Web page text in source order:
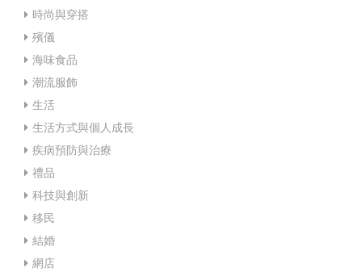
時尚與穿搭
殯儀
海味食品
潮流服飾
生活
生活方式與個人成長
疾病預防與治療
禮品
科技與創新
移民
結婚
網店